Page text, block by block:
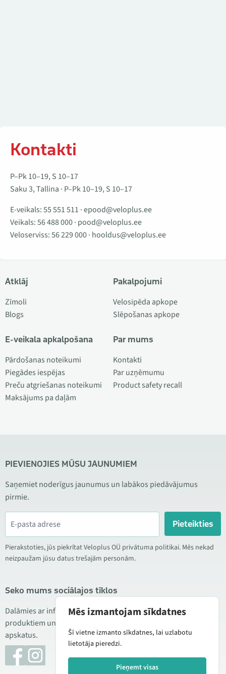
Kontakti
P–Pk 10–19, S 10–17
Saku 3, Tallina · P–Pk 10–19, S 10–17
E-veikals:55 551 511 ·epood@veloplus.ee
Veikals:56 488 000· pood@veloplus.ee
Veloserviss:56 229 000· hooldus@veloplus.ee
Atklāj
Zīmoli
Blogs
E-veikala apkalpošana
Pārdošanas noteikumi
Piegādes iespējas
Preču atgriešanas noteikumi
Maksājums pa daļām
Pakalpojumi
Velosipēda apkope
Slēpošanas apkope
Par mums
Kontakti
Par uzņēmumu
Product safety recall
PIEVIENOJIES MŪSU JAUNUMIEM
Saņemiet noderīgus jaunumus un labākos piedāvājumus
pirmie.
Pieteikties
Pierakstoties, jūs piekrītat Veloplus OÜ privātuma politikai. Mēs nekad
neizpaužam jūsu datus trešajām personām.
Seko mums sociālajos tīklos
Dalāmies ar informāciju par izdevīgām akcijām, jauniem
produktiem un servisu. Reizēm publicējam arī produktu
apskatus.
Mēs izmantojam sīkdatnes
Šī vietne izmanto sīkdatnes, lai uzlabotu
lietotāja pieredzi.
Pieņemt visas